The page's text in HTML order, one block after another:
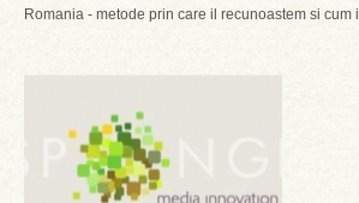
Romania - metode prin care il recunoastem si cum